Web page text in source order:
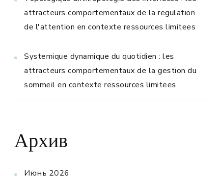
attracteurs comportementaux de la regulation
de l'attention en contexte ressources limitees
Systemique dynamique du quotidien : les
attracteurs comportementaux de la gestion du
sommeil en contexte ressources limitees
Архив
Июнь 2026